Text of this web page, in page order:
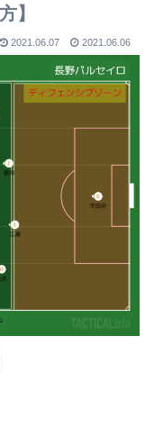
】
2021.06.07 2021.06.06